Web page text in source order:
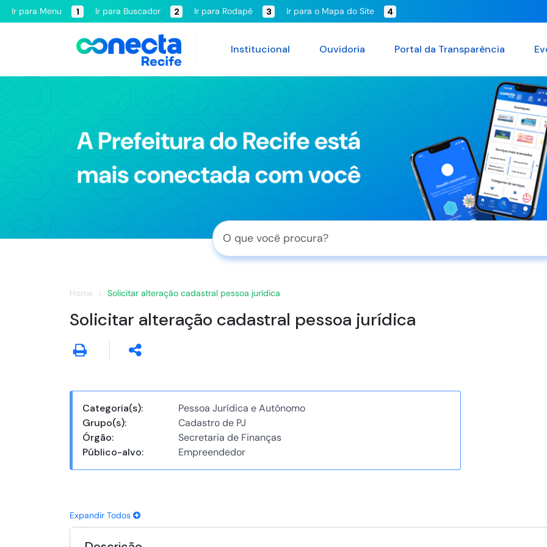
Ir para Menu 1 Ir para Buscador 2 Ir para Rodapé 3 Ir para o Mapa do Site 4
Institucional Ouvidoria Portal da Transparência
Home Solicitar alteração cadastral pessoa jurídica
Solicitar alteração cadastral pessoa jurídica
Categoria(s):
Pessoa Jurídica e Autônomo
Grupo(s):
Cadastro de PJ
Órgão:
Secretaria de Finanças
Público-alvo:
Empreendedor
Expandir Todos